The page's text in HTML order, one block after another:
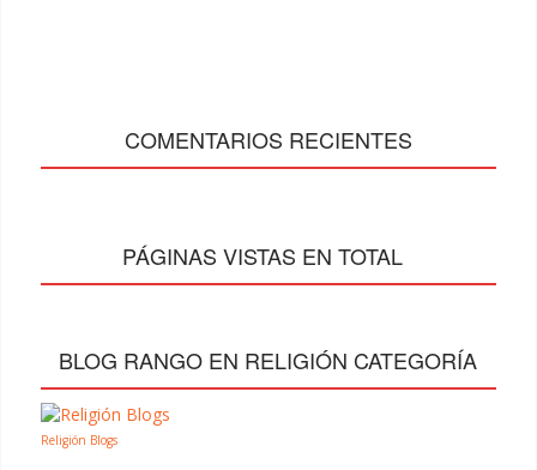
COMENTARIOS RECIENTES
PÁGINAS VISTAS EN TOTAL
BLOG RANGO EN RELIGIÓN CATEGORÍA
Religión Blogs